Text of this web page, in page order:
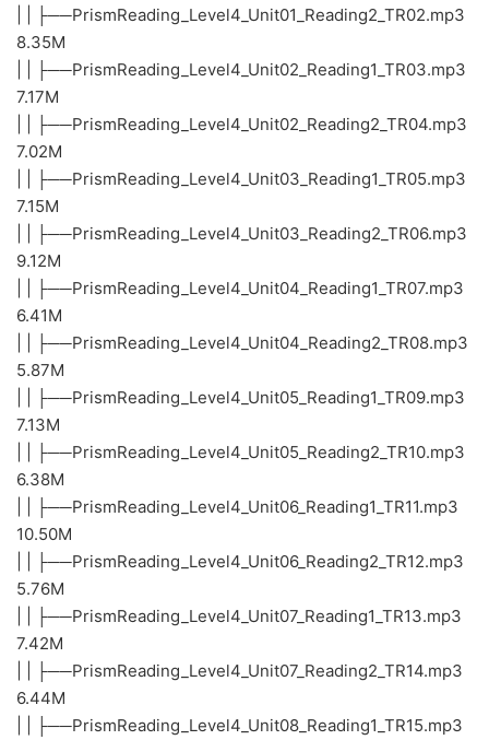
| | ├──PrismReading_Level4_Unit01_Reading2_TR02.mp3
8.35M
| | ├──PrismReading_Level4_Unit02_Reading1_TR03.mp3
7.17M
| | ├──PrismReading_Level4_Unit02_Reading2_TR04.mp3
7.02M
| | ├──PrismReading_Level4_Unit03_Reading1_TR05.mp3
7.15M
| | ├──PrismReading_Level4_Unit03_Reading2_TR06.mp3
9.12M
| | ├──PrismReading_Level4_Unit04_Reading1_TR07.mp3
6.41M
| | ├──PrismReading_Level4_Unit04_Reading2_TR08.mp3
5.87M
| | ├──PrismReading_Level4_Unit05_Reading1_TR09.mp3
7.13M
| | ├──PrismReading_Level4_Unit05_Reading2_TR10.mp3
6.38M
| | ├──PrismReading_Level4_Unit06_Reading1_TR11.mp3
10.50M
| | ├──PrismReading_Level4_Unit06_Reading2_TR12.mp3
5.76M
| | ├──PrismReading_Level4_Unit07_Reading1_TR13.mp3
7.42M
| | ├──PrismReading_Level4_Unit07_Reading2_TR14.mp3
6.44M
| | ├──PrismReading_Level4_Unit08_Reading1_TR15.mp3